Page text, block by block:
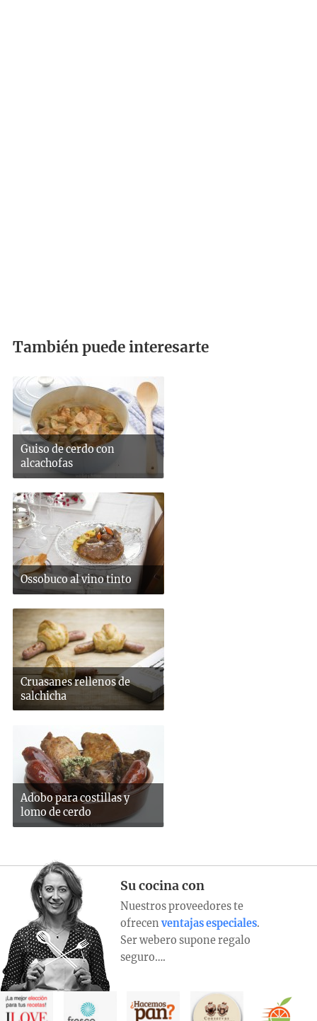
También puede interesarte
Guiso de cerdo con
alcachofas
Ossobuco al vino tinto
Cruasanes rellenos de
salchicha
Adobo para costillas y
lomo de cerdo
Su cocina con
Nuestros proveedores te
ofrecen ventajas especiales.
Ser webero supone regalo
seguro….